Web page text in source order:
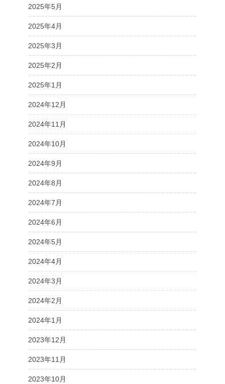
2025年5月
2025年4月
2025年3月
2025年2月
2025年1月
2024年12月
2024年11月
2024年10月
2024年9月
2024年8月
2024年7月
2024年6月
2024年5月
2024年4月
2024年3月
2024年2月
2024年1月
2023年12月
2023年11月
2023年10月